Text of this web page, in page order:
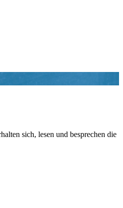
sich, lesen und besprechen die